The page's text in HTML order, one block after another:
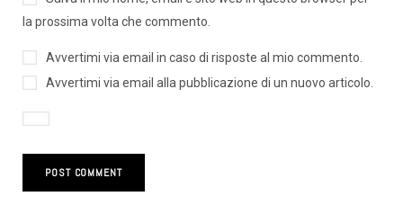
la prossima volta che commento.
Avvertimi via email in caso di risposte al mio commento.
Avvertimi via email alla pubblicazione di un nuovo articolo.